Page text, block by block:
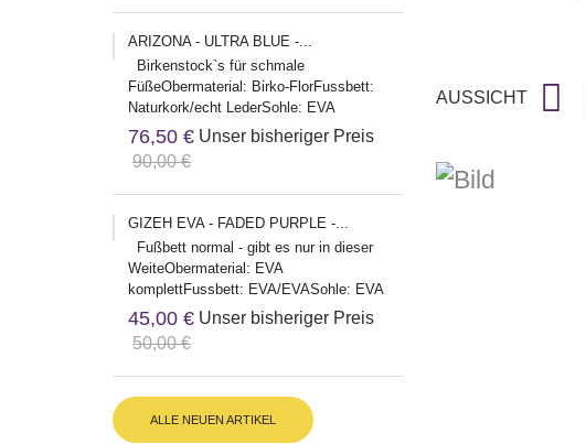
ARIZONA - ULTRA BLUE -...
Birkenstock`s für schmale
FüßeObermaterial: Birko-FlorFussbett:
Naturkork/echt LederSohle: EVA
Herstelleradresse:Birkenstock Global
Sales...
76,50 € Unser bisheriger Preis
90,00 €
GIZEH EVA - FADED PURPLE -...
Fußbett normal - gibt es nur in dieser
WeiteObermaterial: EVA
komplettFussbett: EVA/EVASohle: EVA
Herstelleradresse:Birkenstock Global...
45,00 € Unser bisheriger Preis
50,00 €
ALLE NEUEN ARTIKEL
AUSSICHT 